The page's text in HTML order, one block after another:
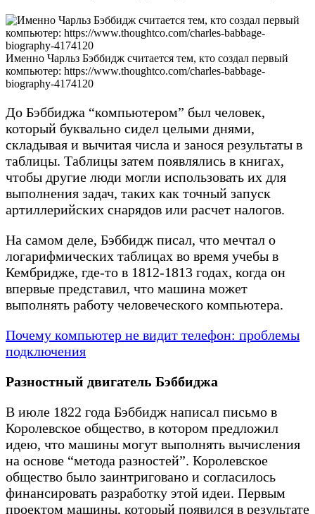
Именно Чарльз Бэббидж считается тем, кто создал первый
компьютер: https://www.thoughtco.com/charles-babbage-
biography-4174120
До Бэббиджа “компьютером” был человек,
который буквально сидел целыми днями,
складывая и вычитая числа и занося результаты в
таблицы. Таблицы затем появлялись в книгах,
чтобы другие люди могли использовать их для
выполнения задач, таких как точный запуск
артиллерийских снарядов или расчет налогов.
На самом деле, Бэббидж писал, что мечтал о
логарифмических таблицах во время учебы в
Кембридже, где-то в 1812-1813 годах, когда он
впервые представил, что машина может
выполнять работу человеческого компьютера.
Почему компьютер не видит телефон: проблемы
подключения
Разностный двигатель Бэббиджа
В июле 1822 года Бэббидж написал письмо в
Королевское общество, в котором предложил
идею, что машины могут выполнять вычисления
на основе “метода разностей”. Королевское
общество было заинтриговано и согласилось
финансировать разработку этой идеи. Первым
проектом машины, который появился в результате